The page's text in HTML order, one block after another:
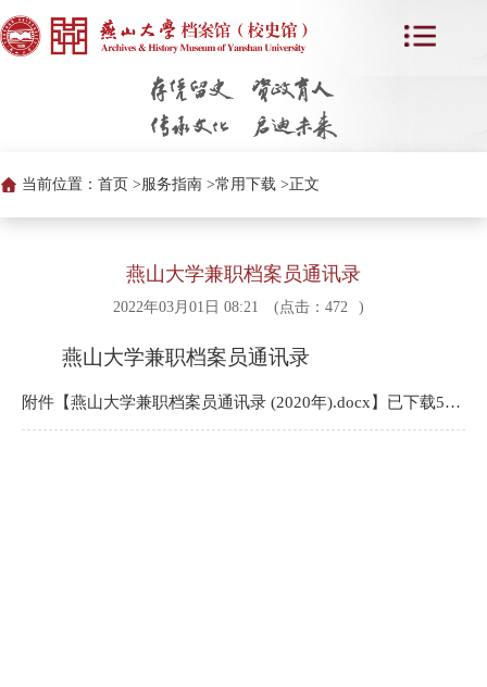
当前位置： 首页 >服务指南 >常用下载 >正文
燕山大学兼职档案员通讯录
2022年03月01日 08:21 (点击： 472 )
燕山大学兼职档案员通讯录
附件【燕山大学兼职档案员通讯录 (2020年).docx 】已下载517